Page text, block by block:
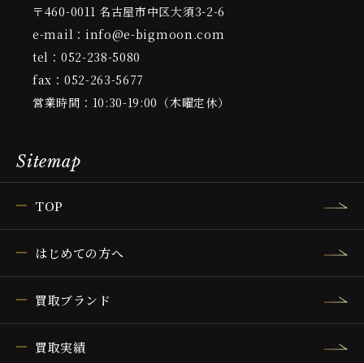
〒460-0011 名古屋市中区大須3-2-6
e-mail：info@e-bigmoon.com
tel：052-238-5080
fax：052-263-5677
営業時間：10:30-19:00（木曜定休）
Sitemap
TOP
はじめての方へ
買取ブランド
買取実績